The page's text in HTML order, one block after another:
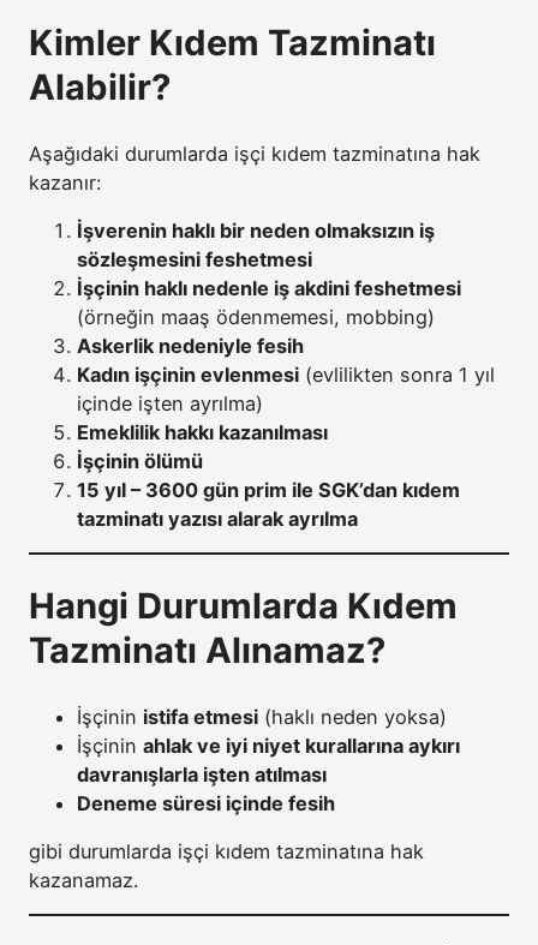
Kimler Kıdem Tazminatı
Alabilir?
Aşağıdaki durumlarda işçi kıdem tazminatına hak
kazanır:
İşverenin haklı bir neden olmaksızın iş
sözleşmesini feshetmesi
İşçinin haklı nedenle iş akdini feshetmesi
(örneğin maaş ödenmemesi, mobbing)
Askerlik nedeniyle fesih
Kadın işçinin evlenmesi (evlilikten sonra 1 yıl
içinde işten ayrılma)
Emeklilik hakkı kazanılması
İşçinin ölümü
15 yıl – 3600 gün prim ile SGK’dan kıdem
tazminatı yazısı alarak ayrılma
Hangi Durumlarda Kıdem
Tazminatı Alınamaz?
İşçinin istifa etmesi (haklı neden yoksa)
İşçinin ahlak ve iyi niyet kurallarına aykırı
davranışlarla işten atılması
Deneme süresi içinde fesih
gibi durumlarda işçi kıdem tazminatına hak
kazanamaz.